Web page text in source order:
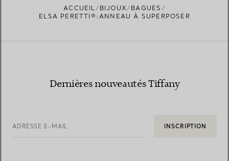
TROUVEZ LA BOUTIQUE LA PLUS PROCHE
ACCUEIL BIJOUX
BAGUES
ELSA PERETTI®:ANNEAU À SUPERPOSER
Dernières nouveautés Tiffany
ADRESSE E-MAIL INSCRIPTION